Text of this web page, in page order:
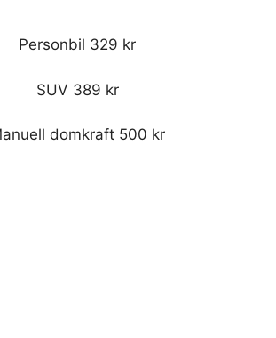
Personbil 329 kr
SUV 389 kr
domkraft 500 kr